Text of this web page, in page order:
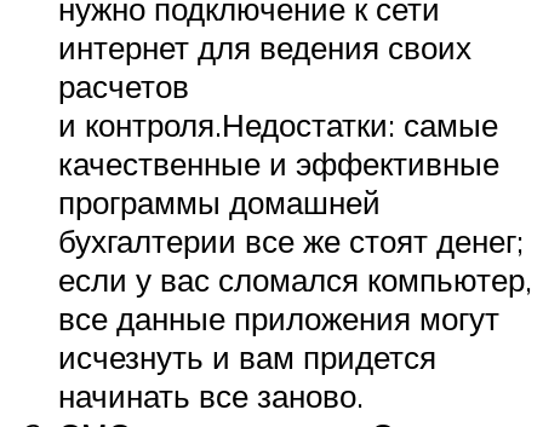
нужно подключение к сети
интернет для ведения своих
расчетов
и контроля.Недостатки: самые
качественные и эффективные
программы домашней
бухгалтерии все же стоят денег;
если у вас сломался компьютер,
все данные приложения могут
исчезнуть и вам придется
начинать все заново.